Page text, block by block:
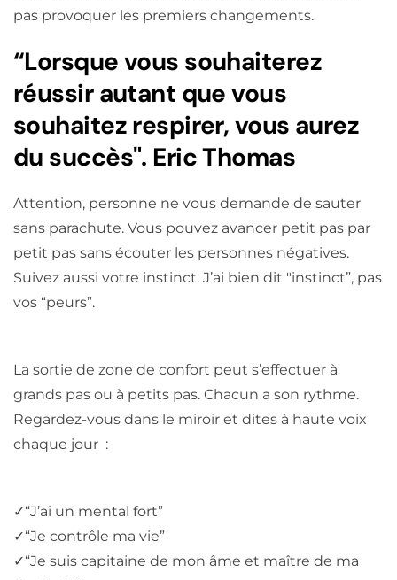
pas provoquer les premiers changements.
“Lorsque vous souhaiterez
réussir autant que vous
souhaitez respirer, vous aurez
du succès". Eric Thomas
Attention, personne ne vous demande de sauter
sans parachute. Vous pouvez avancer petit pas par
petit pas sans écouter les personnes négatives.
Suivez aussi votre instinct. J’ai bien dit "instinct”, pas
vos “peurs”.
La sortie de zone de confort peut s’effectuer à
grands pas ou à petits pas. Chacun a son rythme.
Regardez-vous dans le miroir et dites à haute voix
chaque jour :
✓“J’ai un mental fort”
✓“Je contrôle ma vie”
✓“Je suis capitaine de mon âme et maître de ma